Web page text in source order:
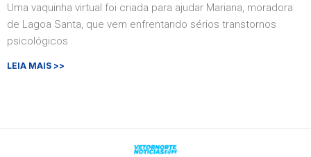
Uma vaquinha virtual foi criada para ajudar Mariana, moradora
de Lagoa Santa, que vem enfrentando sérios transtornos
psicológicos .
LEIA MAIS >>